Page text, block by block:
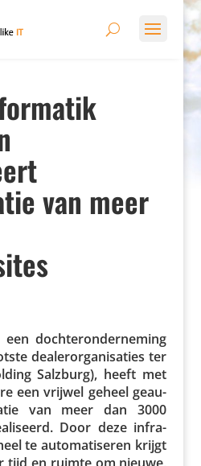
van meer
doch­ter­on­der­ne­ming
deale­ror­ga­ni­sa­ties ter
Salzburg), heeft met
een vrijwel geheel geau­
van meer dan 3000
Door deze infra­
te auto­ma­ti­seren krijgt
tijd en ruimte om nieuwe,